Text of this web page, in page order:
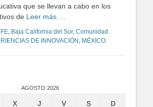
que se llevan a cabo en los
de Leer más …
, Baja California del Sur, Comunidad
DE INNOVACIÓN , MÉXICO
AGOSTO 2026
X J V S D